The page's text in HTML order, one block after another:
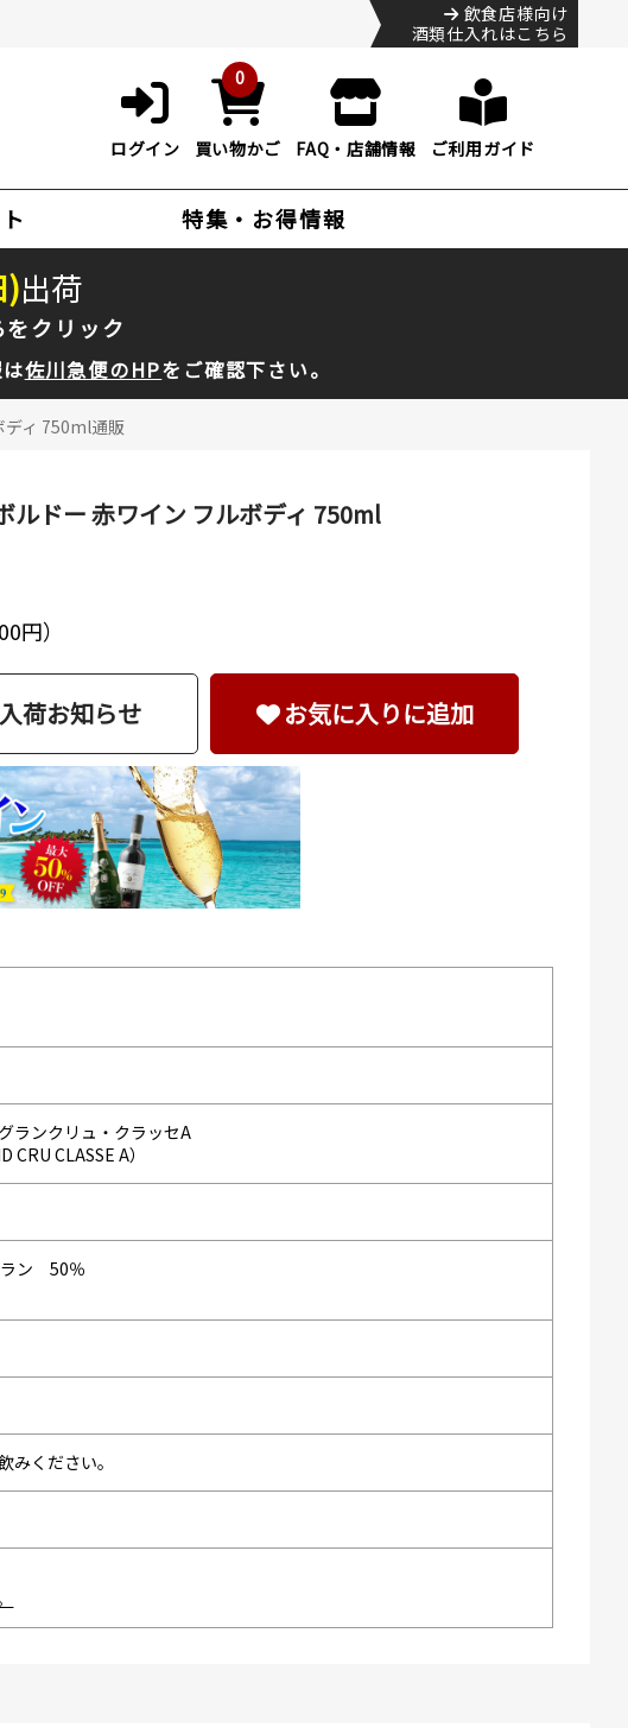
飲食店様向け
酒類仕入れはこちら
ログイン
0
買い物かご FAQ・店舗情報 ご利用ガイド
特集・お得情報
)出荷
をクリック
佐川急便のHPをご確認下さい。
ディ 750ml通販
ルドー 赤ワイン フルボディ 750ml
円）
荷お知らせ お気に入りに追加
ランクリュ・クラッセA
CLASSE A）
ラン 50％
みください。